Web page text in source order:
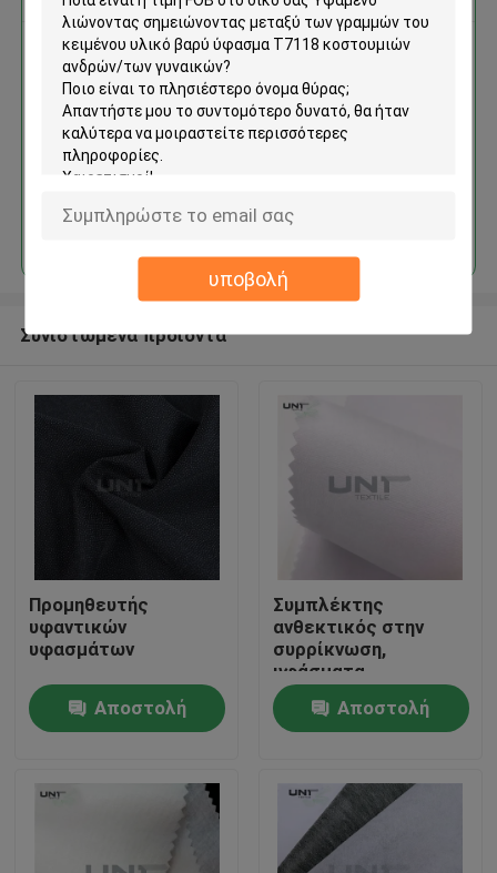
υποβολή
Σπίτι
Προϊόντα
Σχετικά με εμάς
Υφαμένο λιώνοντας
σημειώνοντας μεταξύ των
γραμμών του κειμένου υλικό
βαρύ ύφασμα T7118
Να συνεχίσει
Συνιστώμενα προϊόντα
Προμηθευτής
υφαντικών
υφασμάτων
Αποστολή
Συμπλέκτης
ανθεκτικός στην
συρρίκνωση,
υφάσματα
διασύνδεσης,
υφασμένα 112 cm
Αποστολή